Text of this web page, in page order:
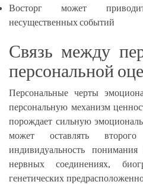
Восторг может
несущественных событий
Связь между
персональной
Персональные черты
персональную механизм
порождает сильную
может оставлять
индивидуальность
нервных соединениях,
генетических